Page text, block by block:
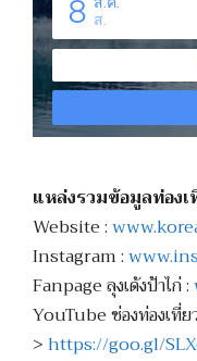
แหล่งรวมข้อมูลท่อง
Website :
Instagram :
Fanpage ลุงเด้งป้าไก่ :
YouTube ช่องท่องเที่ย
>https://goo.gl/